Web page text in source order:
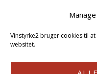
Vinstyrke2 bruger cookies til
websitet.
Rosévin: Forfriskende
Rosévin: Sødmen hænger i